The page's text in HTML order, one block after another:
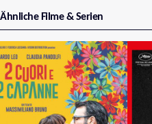
Ähnliche Filme & Serien